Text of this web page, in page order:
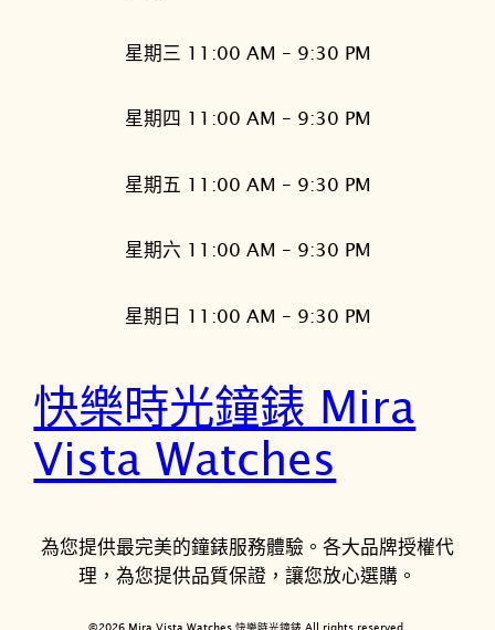
星期三 11:00 AM – 9:30 PM
星期四 11:00 AM – 9:30 PM
星期五 11:00 AM – 9:30 PM
星期六 11:00 AM – 9:30 PM
星期日 11:00 AM – 9:30 PM
快樂時光鐘錶 Mira
Vista Watches
為您提供最完美的鐘錶服務體驗。各大品牌授權代
理，為您提供品質保證，讓您放心選購。